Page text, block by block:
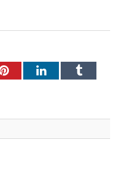
PinterestLinkedInTumblr